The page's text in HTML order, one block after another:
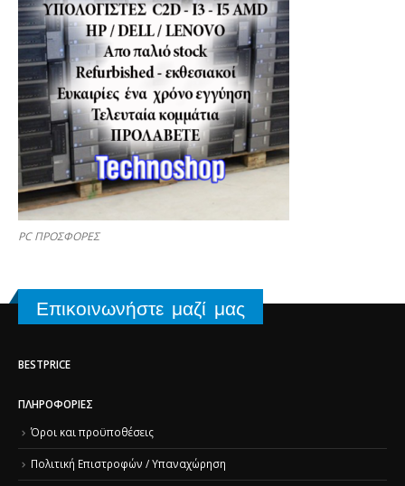
PC ΠΡΟΣΦΟΡΕΣ
Επικοινωνήστε μαζί μας
BESTPRICE
ΠΛΗΡΟΦΟΡΊΕΣ
Όροι και προϋποθέσεις
Πολιτική Επιστροφών / Υπαναχώρηση